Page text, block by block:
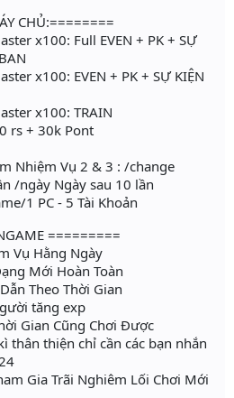
CHỦ:========
x100: Full EVEN + PK + SỰ
x100: EVEN + PK + SỰ KIỆN
x100: TRAIN
rs + 30k Pont
Nhiệm Vụ 2 & 3 : /change
/ngày Ngày sau 10 lần
1 PC - 5 Tài Khoản
=========
Vụ Hằng Ngày
Mới Hoàn Toàn
Theo Thời Gian
tăng exp
Gian Cũng Chơi Được
thân thiện chỉ cần các bạn nhắn
Gia Trãi Nghiêm Lối Chơi Mới